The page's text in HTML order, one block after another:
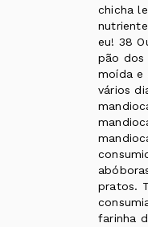
chicha
eu! 38
pão dos
moída e
vários
pratos.
farinha